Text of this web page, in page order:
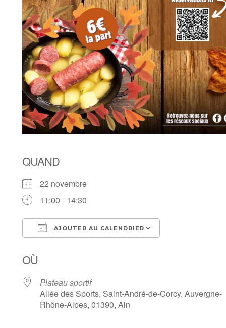
QUAND
22 novembre
11:00 - 14:30
AJOUTER AU CALENDRIER
OÙ
Plateau sportif
Allée des Sports, Saint-André-de-Corcy, Auvergne-
Rhône-Alpes, 01390, Ain